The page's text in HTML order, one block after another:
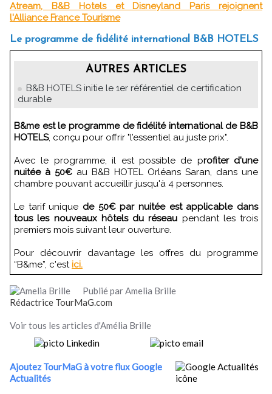
Atream, B&B Hotels et Disneyland Paris rejoignent
l'Alliance France Tourisme
Le programme de fidélité international B&B HOTELS
AUTRES ARTICLES
B&B HOTELS initie le 1er référentiel de certification
durable
B&me est le programme de fidélité international de B&B
HOTELS, conçu pour offrir "l’essentiel au juste prix".
Avec le programme, il est possible de profiter d'une
nuitée à 50€ au B&B HOTEL Orléans Saran, dans une
chambre pouvant accueillir jusqu'à 4 personnes.
Le tarif unique de 50€ par nuitée est applicable dans
tous les nouveaux hôtels du réseau pendant les trois
premiers mois suivant leur ouverture.
Pour découvrir davantage les offres du programme
“B&me”, c'estici.
Publié par Amelia Brille
Rédactrice TourMaG.com
Voir tous les articles d'Amélia Brille
Ajoutez TourMaG à votre flux Google
Actualités